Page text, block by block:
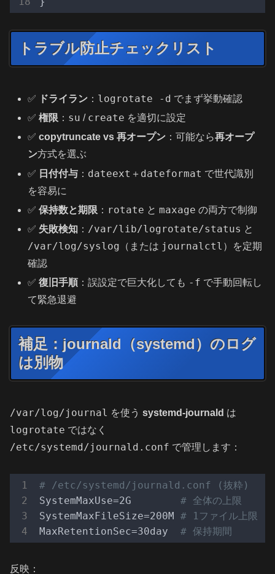
トラブル防止チェックリスト
✅ ドライラン ： logrotate -d でまず挙動確認
✅権限 ： su / create を適切に設定
✅copytruncate vs 再オープン ：可能なら再オープ
ン方式を選ぶ
✅ 日付付与 ： dateext ＋ dateformat で世代識別
を容易に
✅保持数と期限 ： rotate とmaxage の両方で制御
✅ 失敗検知 ： /var/lib/logrotate/status と
/var/log/syslog （または journalctl ）を定期
確認
✅復旧手順：誤設定で巨大化しても -f で手動回転し
て緊急退避
補足：journald（systemd）のログ
は別物
/var/log/journal を使う systemd-journald は
logrotate ではなく
/etc/systemd/journald.conf で管理します：
# /etc/systemd/journald.conf (抜粋)
SystemMaxUse=2G # 全体の上限
SystemMaxFileSize=200M # 1ファイル上限
MaxRetentionSec=30day # 保持期間
反映：